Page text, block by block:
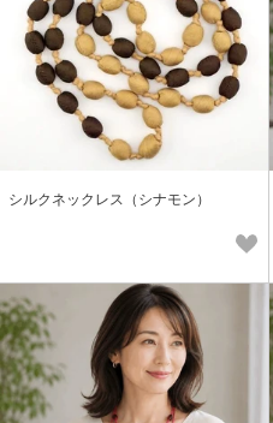
シルクネックレス（シナモン）